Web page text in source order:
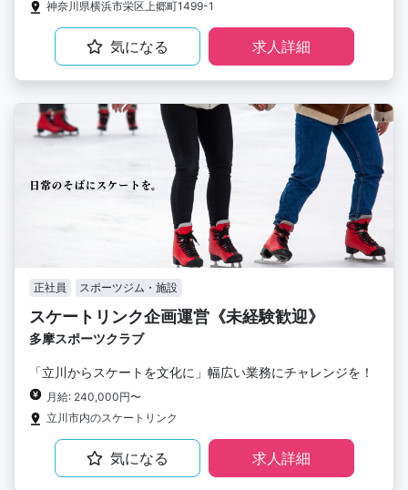
神奈川県横浜市栄区上郷町1499-1
気になる 求人詳細
正社員 スポーツジム・施設
スケートリンク企画運営《未経験歓迎》
多摩スポーツクラブ
「立川からスケートを文化に」幅広い業務にチャレンジを！
月給: 240,000円〜
立川市内のスケートリンク
気になる 求人詳細